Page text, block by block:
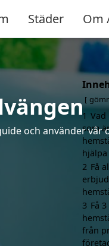
Städer Om
och använder
1 Vad
som
2 Få
3 Få
från